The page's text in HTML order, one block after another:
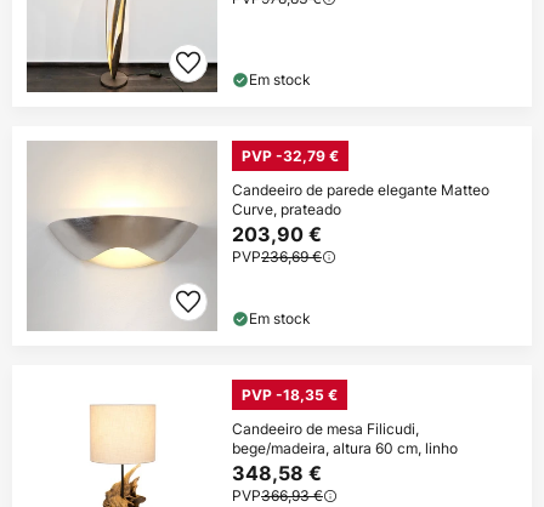
Em stock
PVP -32,79 €
Candeeiro de parede elegante Matteo
Curve, prateado
203,90 €
PVP236,69 €
Em stock
PVP -18,35 €
Candeeiro de mesa Filicudi,
bege/madeira, altura 60 cm, linho
348,58 €
PVP366,93 €